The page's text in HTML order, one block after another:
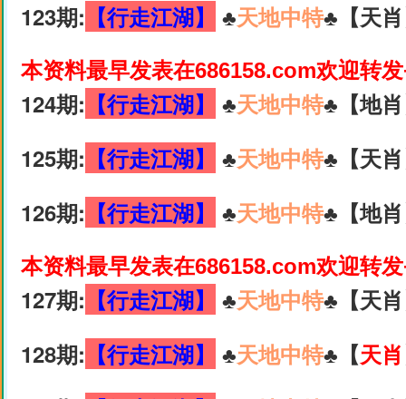
123期: 【行走江湖】 ♣️天地中特♣️【天
本资料最早发表在686158.com欢迎转
124期: 【行走江湖】 ♣️天地中特♣️【地
125期: 【行走江湖】 ♣️天地中特♣️【天
126期: 【行走江湖】 ♣️天地中特♣️【地
本资料最早发表在686158.com欢迎转
127期: 【行走江湖】 ♣️天地中特♣️【天
128期: 【行走江湖】 ♣️天地中特♣️【天肖